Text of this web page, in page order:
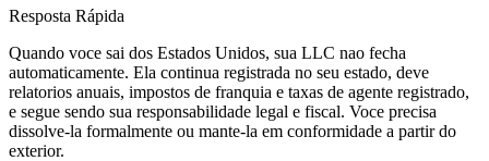
Resposta Rápida
Quando voce sai dos Estados Unidos, sua LLC nao fecha
automaticamente. Ela continua registrada no seu estado, deve
relatorios anuais, impostos de franquia e taxas de agente registrado,
e segue sendo sua responsabilidade legal e fiscal. Voce precisa
dissolve-la formalmente ou mante-la em conformidade a partir do
exterior.